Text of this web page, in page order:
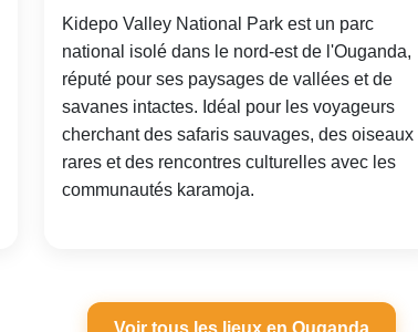
Kidepo Valley National Park est un parc
national isolé dans le nord-est de l'Ouganda,
réputé pour ses paysages de vallées et de
savanes intactes. Idéal pour les voyageurs
cherchant des safaris sauvages, des oiseaux
rares et des rencontres culturelles avec les
communautés karamoja.
Voir tous les lieux en Ouganda